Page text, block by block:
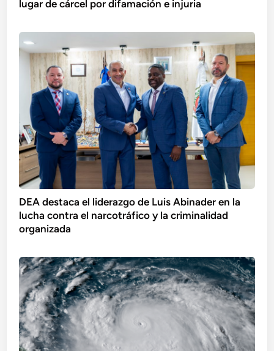
lugar de cárcel por difamación e injuria
DEA destaca el liderazgo de Luis Abinader en la
lucha contra el narcotráfico y la criminalidad
organizada